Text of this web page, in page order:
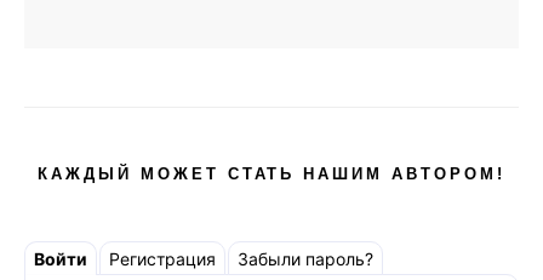
КАЖДЫЙ МОЖЕТ СТАТЬ НАШИМ АВТОРОМ!
Войти Регистрация Забыли пароль?